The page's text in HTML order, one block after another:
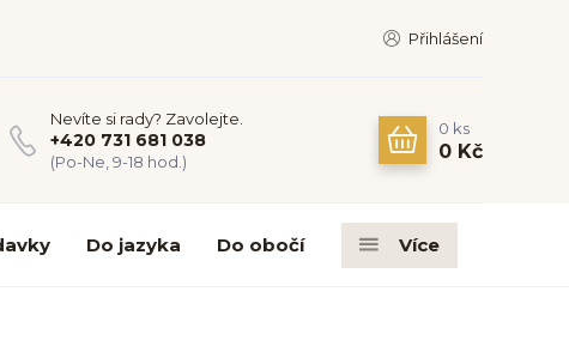
Přihlášení
Nevíte si rady? Zavolejte.
+420 731 681 038
(Po-Ne, 9-18 hod.)
0 ks
0 Kč
Do jazyka Do obočí Více